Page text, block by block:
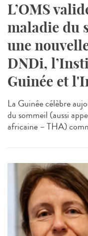
L’OMS
maladie du
une
DNDi,
Guinée et
La Guinée célèbre
du sommeil (aussi
africaine – THA)